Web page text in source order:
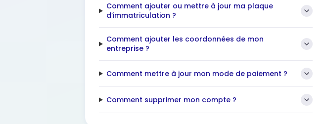
Comment ajouter ou mettre à jour ma plaque
d’immatriculation ?
Comment ajouter les coordonnées de mon
entreprise ?
Comment mettre à jour mon mode de paiement ?
Comment supprimer mon compte ?